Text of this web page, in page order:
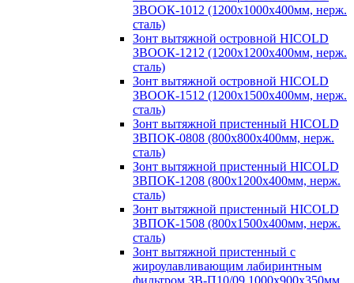
ЗВООК-1012 (1200х1000х400мм, нерж.
сталь)
Зонт вытяжной островной HICOLD
ЗВООК-1212 (1200x1200x400мм, нерж.
сталь)
Зонт вытяжной островной HICOLD
ЗВООК-1512 (1200х1500х400мм, нерж.
сталь)
Зонт вытяжной пристенный HICOLD
ЗВПОК-0808 (800х800х400мм, нерж.
сталь)
Зонт вытяжной пристенный HICOLD
ЗВПОК-1208 (800х1200х400мм, нерж.
сталь)
Зонт вытяжной пристенный HICOLD
ЗВПОК-1508 (800х1500х400мм, нерж.
сталь)
Зонт вытяжной пристенный с
жироулавливающим лабиринтным
фильтром ЗВ-П10/09 1000х900х350мм